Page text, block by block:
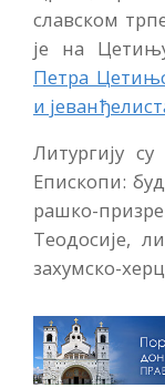
славском
је на
Петра
и
Литургију
Епископи:
рашко-
Теодосије,
захумско-